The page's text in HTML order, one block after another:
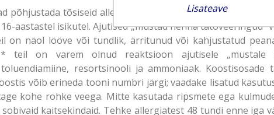
põhjustada tõsiseid allergilisi reaktsioone. Lugege
aastastel isikutel. Ajutised „mustad henna
on näol lööve või tundlik, ärritunud või kahjustatud
teil on varem olnud reaktsioon ajutisele „mustale
resortsinooli ja ammoniaak.
võib erineda tooni numbri järgi; vaadake lisatud
kohe rohke veega. Mitte kasutada ripsmete ega
kaitsekindaid. Tehke allergiatest 48 tundi enne iga
Lisateave